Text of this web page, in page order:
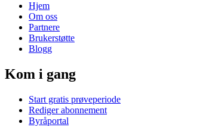
Hjem
Om oss
Partnere
Brukerstøtte
Blogg
Kom i gang
Start gratis prøveperiode
Rediger abonnement
Byråportal